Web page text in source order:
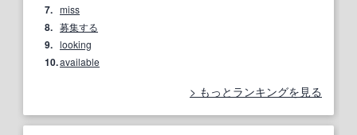
7. miss
8. 募集する
9. looking
10.available
もっとランキングを見る